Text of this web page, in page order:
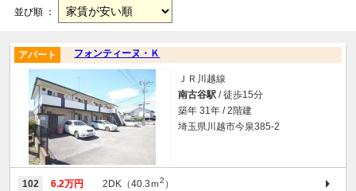
並び順 ：
フォンティーヌ・Ｋ
アパート
ＪＲ川越線
南古谷駅 / 徒歩15分
築年 31年 / 2階建
埼玉県川越市今泉385-2
102 6.2万円 2DK（40.3ｍ2 ）